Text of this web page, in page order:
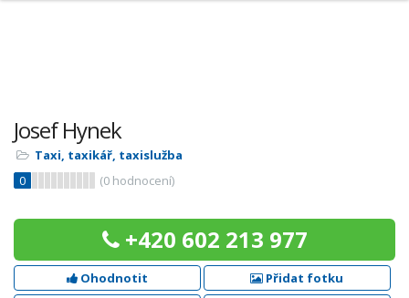
Josef Hynek
Taxi, taxikář, taxislužba
0
(0 hodnocení)
+420 602 213 977
Ohodnotit
Přidat fotku